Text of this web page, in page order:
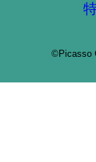
©Picasso